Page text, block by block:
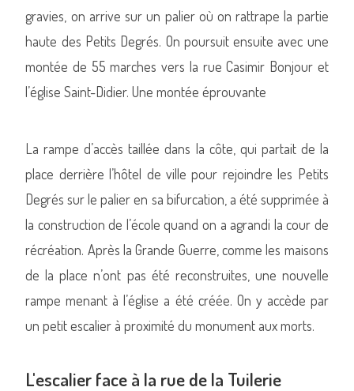
gravies, on arrive sur un palier où on rattrape la partie
haute des Petits Degrés. On poursuit ensuite avec une
montée de 55 marches vers la rue Casimir Bonjour et
l’église Saint-Didier. Une montée éprouvante
La rampe d’accès taillée dans la côte, qui partait de la
place derrière l’hôtel de ville pour rejoindre les Petits
Degrés sur le palier en sa bifurcation, a été supprimée à
la construction de l’école quand on a agrandi la cour de
récréation. Après la Grande Guerre, comme les maisons
de la place n’ont pas été reconstruites, une nouvelle
rampe menant à l’église a été créée. On y accède par
un petit escalier à proximité du monument aux morts.
L'escalier face à la rue de la Tuilerie